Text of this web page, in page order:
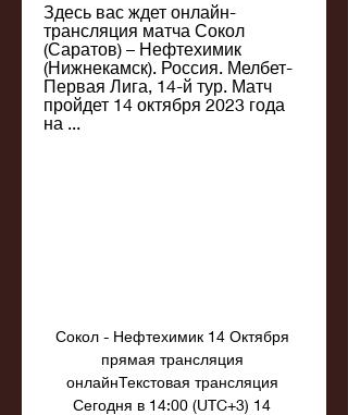
Здесь вас ждет онлайн-
трансляция матча Сокол
(Саратов) – Нефтехимик
(Нижнекамск). Россия. Мелбет-
Первая Лига, 14-й тур. Матч
пройдет 14 октября 2023 года
на ...
Сокол - Нефтехимик 14 Октября
прямая трансляция
онлайнТекстовая трансляция
Сегодня в 14:00 (UTC+3) 14